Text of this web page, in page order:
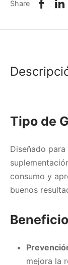
Share
Tipo de
Diseñado
consumo y
buenos
mejora la